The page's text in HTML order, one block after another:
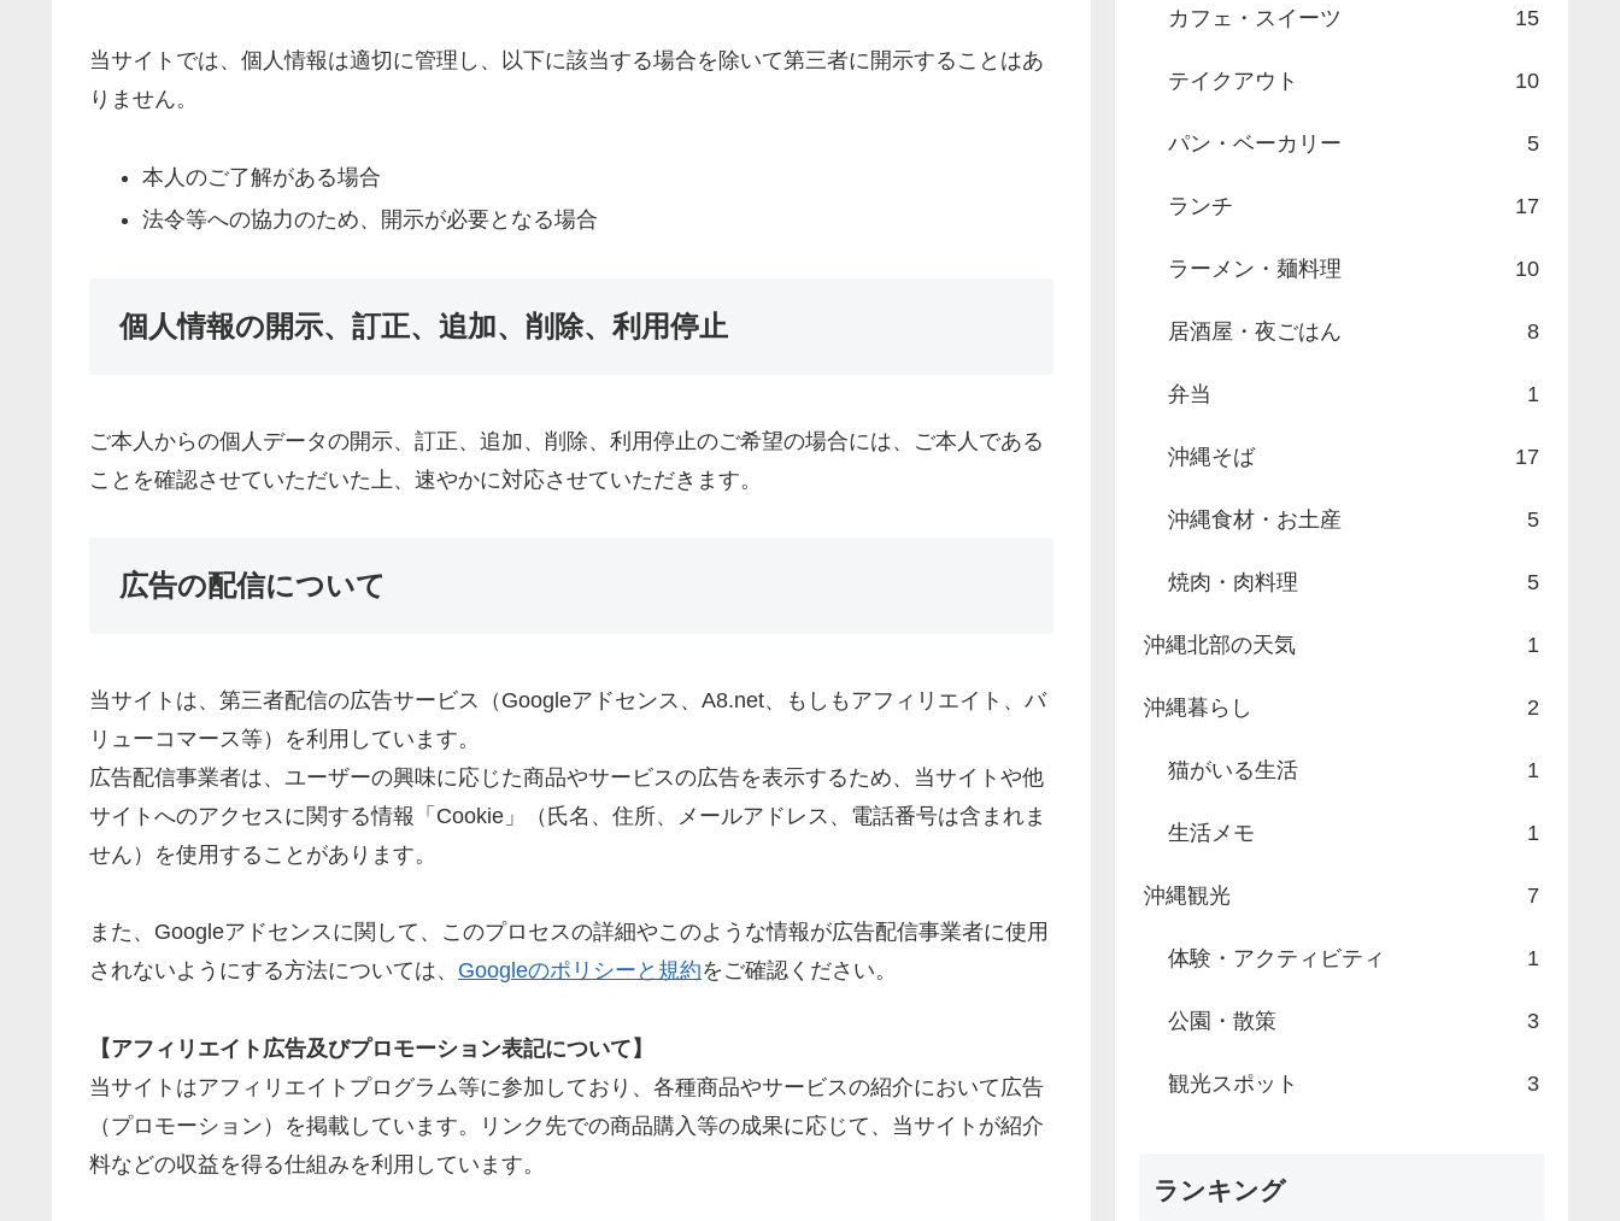
当サイトでは、個人情報は適切に管理し、以下に該当する場合を除いて第三者に開示することはあ
りません。
本人のご了解がある場合
法令等への協力のため、開示が必要となる場合
個人情報の開示、訂正、追加、削除、利用停止
ご本人からの個人データの開示、訂正、追加、削除、利用停止のご希望の場合には、ご本人である
ことを確認させていただいた上、速やかに対応させていただきます。
広告の配信について
当サイトは、第三者配信の広告サービス（Googleアドセンス、A8.net、もしもアフィリエイト、バ
リューコマース等）を利用しています。
広告配信事業者は、ユーザーの興味に応じた商品やサービスの広告を表示するため、当サイトや他
サイトへのアクセスに関する情報「Cookie」（氏名、住所、メールアドレス、電話番号は含まれま
せん）を使用することがあります。
また、Googleアドセンスに関して、このプロセスの詳細やこのような情報が広告配信事業者に使用
されないようにする方法については、 Googleのポリシーと規約をご確認ください。
【アフィリエイト広告及びプロモーション表記について】
当サイトはアフィリエイトプログラム等に参加しており、各種商品やサービスの紹介において広告
（プロモーション）を掲載しています。リンク先での商品購入等の成果に応じて、当サイトが紹介
料などの収益を得る仕組みを利用しています。
カフェ・スイーツ 15
テイクアウト 10
パン・ベーカリー 5
ランチ 17
ラーメン・麺料理 10
居酒屋・夜ごはん 8
弁当 1
沖縄そば 17
沖縄食材・お土産 5
焼肉・肉料理 5
沖縄北部の天気 1
沖縄暮らし 2
猫がいる生活 1
生活メモ 1
沖縄観光 7
体験・アクティビティ 1
公園・散策 3
観光スポット 3
ランキング